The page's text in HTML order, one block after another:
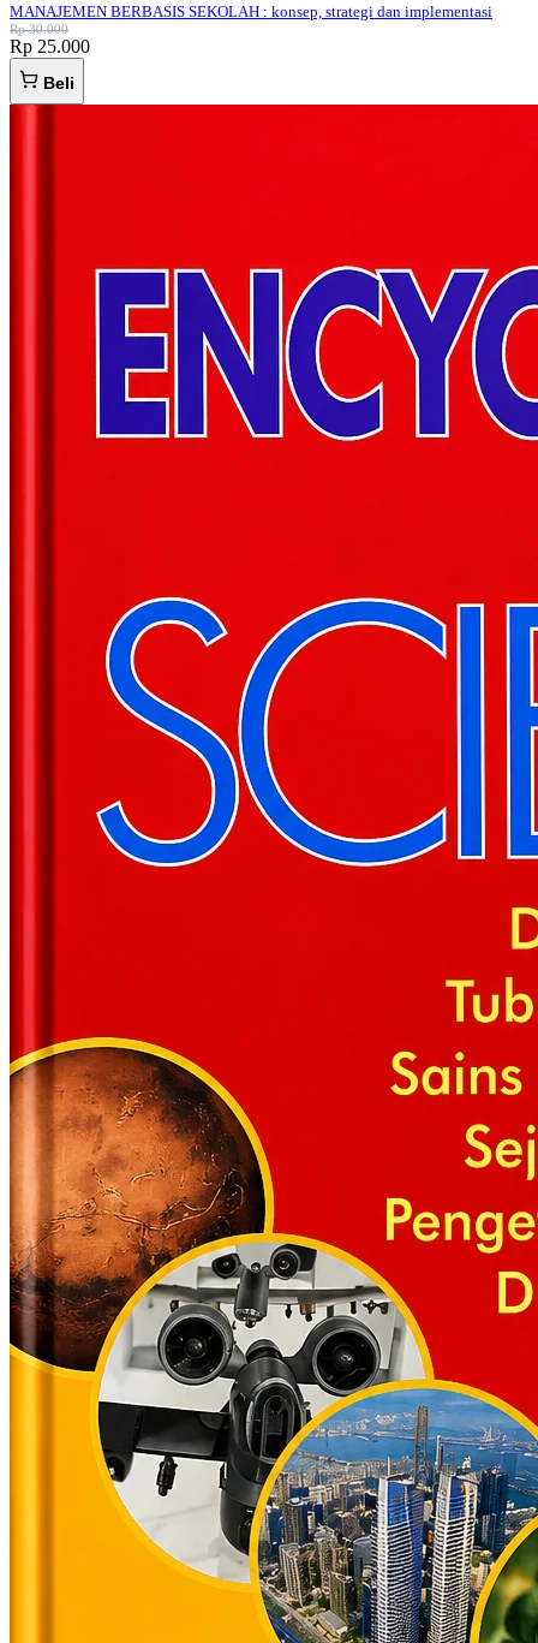
MANAJEMEN BERBASIS SEKOLAH : konsep, strategi dan implementasi
Rp 30.000
Rp 25.000
Beli